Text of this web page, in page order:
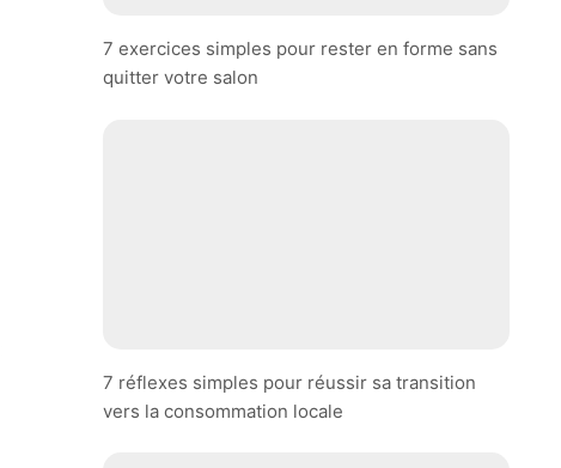
7 exercices simples pour rester en forme sans
quitter votre salon
7 réflexes simples pour réussir sa transition
vers la consommation locale